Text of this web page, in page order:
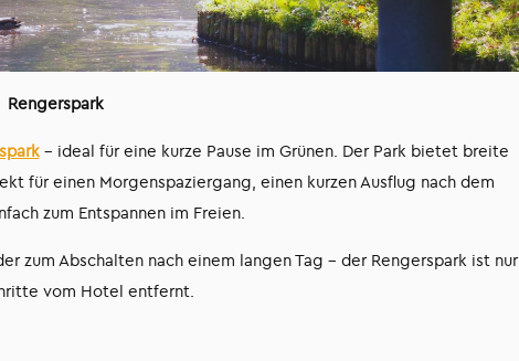
Rengerspark
– ideal für eine kurze Pause im Grünen. Der Park bietet breite
für einen Morgenspaziergang, einen kurzen Ausflug nach dem
zum Entspannen im Freien.
zum Abschalten nach einem langen Tag – der Rengerspark ist nur
vom Hotel entfernt.